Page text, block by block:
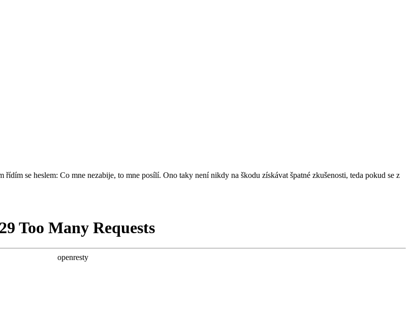
se heslem: Co mne nezabije, to mne posílí. Ono taky není nikdy na škodu získávat špatné zkušenosti, teda pokud se z